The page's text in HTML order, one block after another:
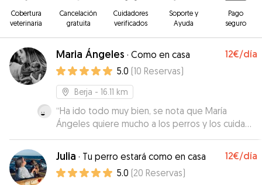
Cobertura
veterinaria
Cancelación
gratuita
Cuidadores
verificados
Soporte y
Ayuda
Pago
seguro
Maria Ángeles · Como en casa 12€/día
5.0 (10 Reservas)
Berja - 16.11 km
“Ha ido todo muy bien, se nota que María
Ángeles quiere mucho a los perros y los cuida
con mucho cariño. Cuando me haga falta volveré
a acudir a ella.
Julia · Tu perro estará como en casa 12€/día
5.0 (20 Reservas)